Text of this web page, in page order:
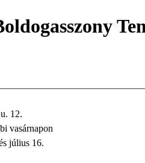
12.
vasárnapon
16. és július 16.